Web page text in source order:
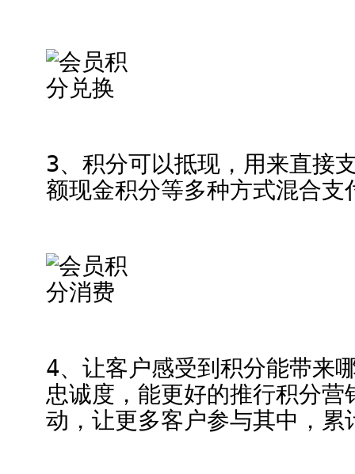
3、积分可以抵现，用来直接
额现金积分等多种方式混合支
4、让客户感受到积分能带来
忠诚度，能更好的推行积分
动，让更多客户参与其中，累